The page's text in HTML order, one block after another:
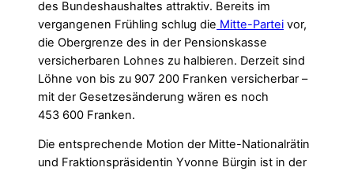
des Bundeshaushaltes attraktiv. Bereits im
vergangenen Frühling schlug die Mitte-Partei vor,
die Obergrenze des in der Pensionskasse
versicherbaren Lohnes zu halbieren. Derzeit sind
Löhne von bis zu 907 200 Franken versicherbar –
mit der Gesetzesänderung wären es noch
453 600 Franken.
Die entsprechende Motion der Mitte-Nationalrätin
und Fraktionspräsidentin Yvonne Bürgin ist in der